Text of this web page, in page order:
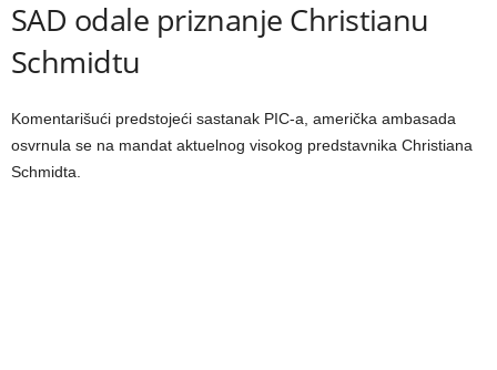
SAD odale priznanje Christianu
Schmidtu
Komentarišući predstojeći sastanak PIC-a, američka ambasada
osvrnula se na mandat aktuelnog visokog predstavnika Christiana
Schmidta.